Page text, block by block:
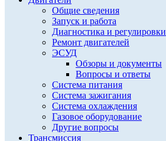
Общие сведения
Запуск и работа
Диагностика и регулировки
Ремонт двигателей
ЭСУД
Обзоры и документы
Вопросы и ответы
Система питания
Система зажигания
Система охлаждения
Газовое оборудование
Другие вопросы
Трансмиссия